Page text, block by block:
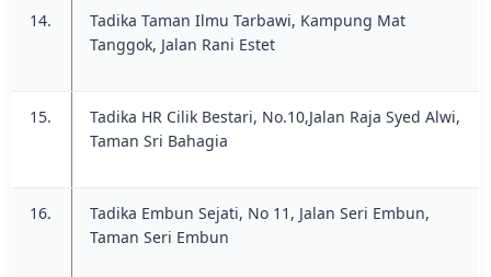
14.
Tadika Taman Ilmu Tarbawi, Kampung Mat
Tanggok, Jalan Rani Estet
15.
Tadika HR Cilik Bestari, No.10,Jalan Raja Syed Alwi,
Taman Sri Bahagia
16.
Tadika Embun Sejati, No 11, Jalan Seri Embun,
Taman Seri Embun